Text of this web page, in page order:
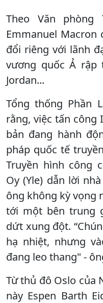
Theo Văn phòng
Emmanuel Macron
đổi riêng với lãnh
vương quốc Ả rập
Jordan...
Tổng thống Phần
rằng, việc tấn công
bản đang hành
pháp quốc tế
Truyền hình công
Oy (Yle) dẫn lời
ông không kỳ vọng
tới một bên trung
dứt xung đột.
hạ nhiệt, nhưng
đang leo thang" -
Từ thủ đô Oslo của
này Espen Barth